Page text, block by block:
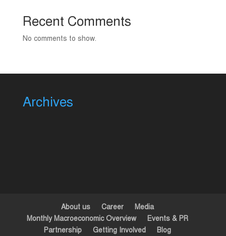
Recent Comments
No comments to show.
Archives
About us Career
Media
Monthly Macroeconomic Overview
Events & PR
Partnership
Getting Involved Blog